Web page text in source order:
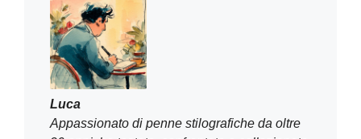
Luca
Appassionato di penne stilografiche da oltre